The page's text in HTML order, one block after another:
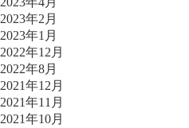
2023年2月
2023年1月
2022年12月
2022年8月
2021年12月
2021年11月
2021年10月